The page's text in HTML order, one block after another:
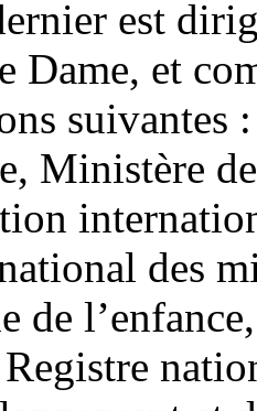
est
Dame, et
suivantes
Ministère
des
de